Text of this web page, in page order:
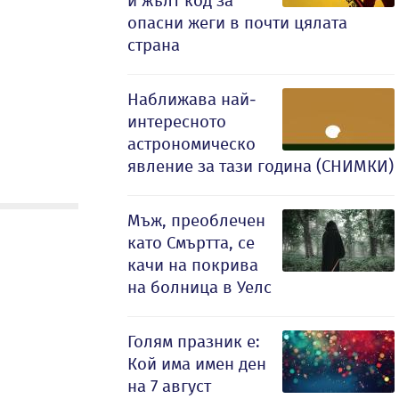
опасни жеги в почти цялата
страна
Наближава най-
интересното
астрономическо
явление за тази година (СНИМКИ)
Мъж, преоблечен
като Смъртта, се
качи на покрива
на болница в Уелс
Голям празник е:
Кой има имен ден
на 7 август